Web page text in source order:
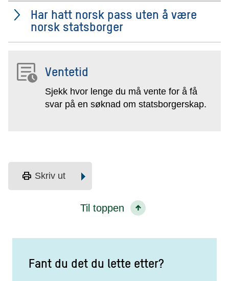
Har hatt norsk pass uten å være
norsk statsborger
Ventetid
Sjekk hvor lenge du må vente for å få
svar på en søknad om statsborgerskap.
print Skriv ut
Til toppen
Fant du det du lette etter?